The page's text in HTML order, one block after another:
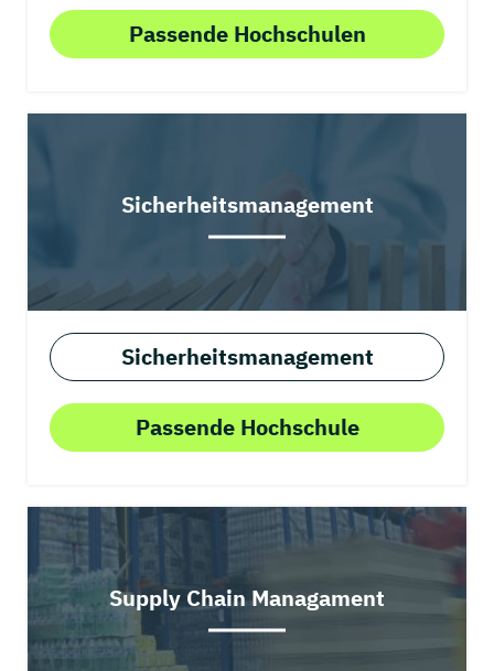
Passende Hochschulen
Sicherheitsmanagement
Sicherheitsmanagement
Passende Hochschule
Supply Chain Managament